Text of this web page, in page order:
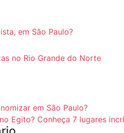
em São Paulo?
no Rio Grande do Norte
em São Paulo?
Egito? Conheça 7 lugares